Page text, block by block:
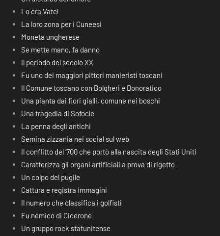
Lo era Vatel
La loro zona per i Cuneesi
Moneta ungherese
Se mette mano, fa danno
Il periodo del secolo XX
Fu uno dei maggiori pittori manieristi toscani
Il Comune toscano con Bolgheri e Donoratico
Una pianta dai fiori gialli, comune nei boschi
Una tragedia di Sofocle
La penna degli antichi
Semina zizzania nei social sul web
Il conflitto del ‘700 che portò alla nascita degli Stati Uniti
Caratterizza gli organi artificiali a prova di rigetto
Un colpo del pugile
Cattura e registra immagini
Il numero che classifica i golfisti
Fu nemico di Cicerone
Un gruppo rock statunitense